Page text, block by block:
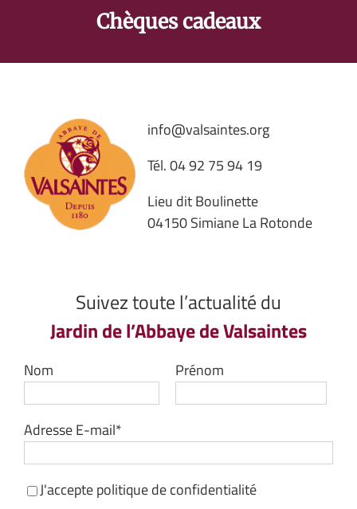
Chèques cadeaux
info@valsaintes.org
Tél.04 92 75 94 19
Lieu dit Boulinette
04150 Simiane La Rotonde
Suivez toute l’actualité du
Jardin de l’Abbaye de Valsaintes
Nom Prénom
Adresse E-mail*
J'acceptepolitique de confidentialité